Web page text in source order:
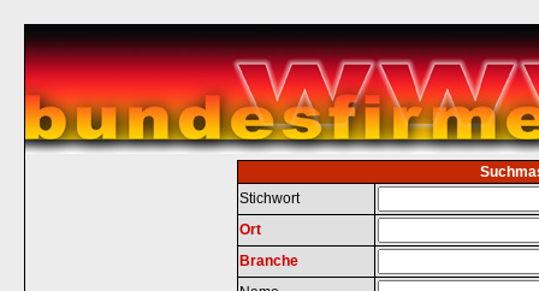
Stichwort
Ort
Branche